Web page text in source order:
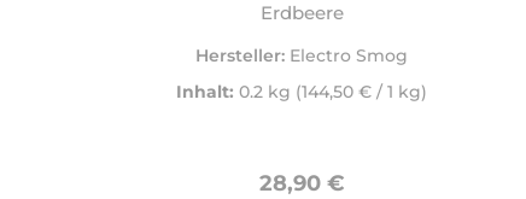
Erdbeere
Hersteller: Electro Smog
Inhalt:0.2 kg (144,50 € / 1 kg)
Regulärer Preis:
28,90 €